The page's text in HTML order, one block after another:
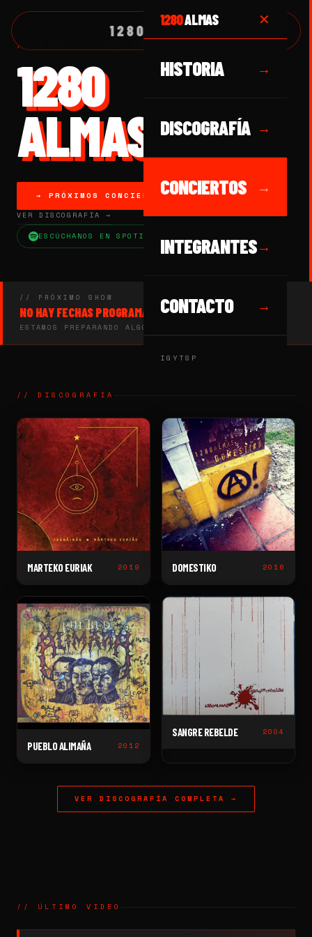
1280 ALMAS
1280ALMAS ✕
HISTORIA →
DISCOGRAFÍA →
CONCIERTOS →
INTEGRANTES→
CONTACTO →
IG YT SP
// ROCK COLOMBIANO DESDE 1989
1280
ALMAS
→ PRÓXIMOS CONCIERTOS
VER DISCOGRAFÍA →
ESCÚCHANOS EN SPOTIFY
// PRÓXIMO SHOW
NO HAY FECHAS PROGRAMADAS
ESTAMOS PREPARANDO ALGO. VUELVE PRONTO.
// DISCOGRAFÍA
MARTEKO EURIAK 2019 DOMESTIKO 2016
PUEBLO ALIMAÑA 2012
SANGRE REBELDE 2004
VER DISCOGRAFÍA COMPLETA →
// ÚLTIMO VIDEO